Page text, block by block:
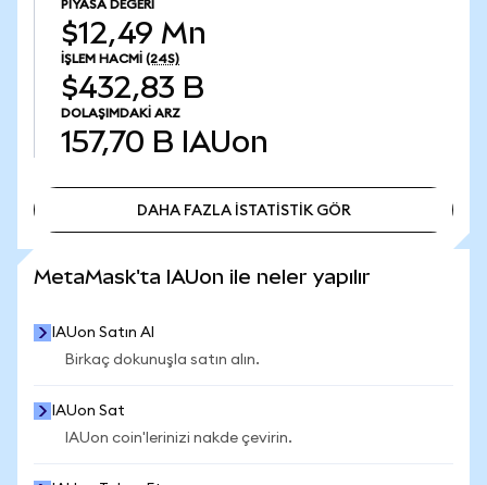
PIYASA DEĞERI
$12,49 Mn
İŞLEM HACMI (24S)
$432,83 B
DOLAŞIMDAKI ARZ
157,70 B IAUon
DAHA FAZLA İSTATİSTİK GÖR
MetaMask'ta IAUon ile neler yapılır
IAUon Satın Al
Birkaç dokunuşla satın alın.
IAUon Sat
IAUon coin'lerinizi nakde çevirin.